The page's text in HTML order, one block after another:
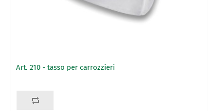
Art. 210 - tasso per carrozzieri